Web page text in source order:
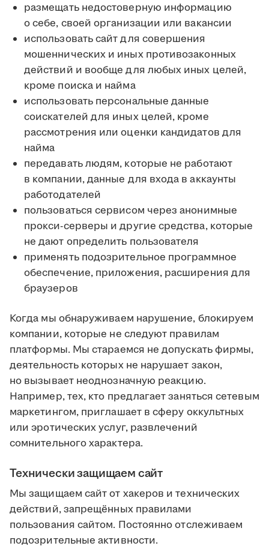
размещать недостоверную информацию
о себе, своей организации или вакансии
использовать сайт для совершения
мошеннических и иных противозаконных
действий и вообще для любых иных целей,
кроме поиска и найма
использовать персональные данные
соискателей для иных целей, кроме
рассмотрения или оценки кандидатов для
найма
передавать людям, которые не работают
в компании, данные для входа в аккаунты
работодателей
пользоваться сервисом через анонимные
прокси-серверы и другие средства, которые
не дают определить пользователя
применять подозрительное программное
обеспечение, приложения, расширения для
браузеров
Когда мы обнаруживаем нарушение, блокируем
компании, которые не следуют правилам
платформы. Мы стараемся не допускать фирмы,
деятельность которых не нарушает закон,
но вызывает неоднозначную реакцию.
Например, тех, кто предлагает заняться сетевым
маркетингом, приглашает в сферу оккультных
или эротических услуг, развлечений
сомнительного характера.
Технически защищаем сайт
Мы защищаем сайт от хакеров и технических
действий, запрещённых правилами
пользования сайтом. Постоянно отслеживаем
подозрительные активности.